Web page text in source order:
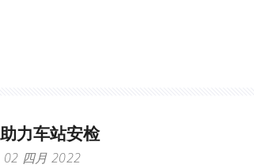
力车站安检
02 四月 2022